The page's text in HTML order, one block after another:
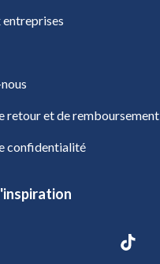
entreprises
retour et de remboursement
confidentialité